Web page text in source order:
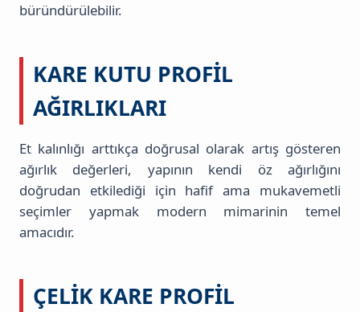
büründürülebilir.
KARE KUTU PROFIL
AĞIRLIKLARI
Et kalınlığı arttıkça doğrusal olarak artış gösteren
ağırlık değerleri, yapının kendi öz ağırlığını
doğrudan etkilediği için hafif ama mukavemetli
seçimler yapmak modern mimarinin temel
amacıdır.
ÇELIK KARE PROFIL